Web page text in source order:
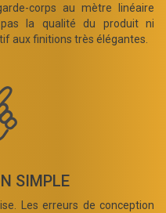
corps au mètre linéaire
pas la qualité du produit ni
aux finitions très élégantes.
SIMPLE
Les erreurs de conception